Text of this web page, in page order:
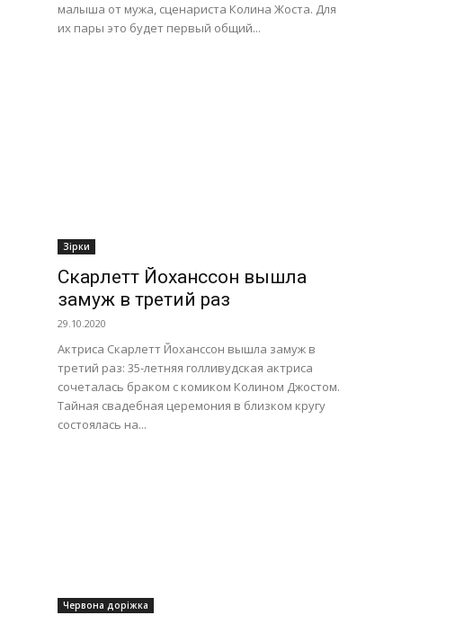
малыша от мужа, сценариста Колина Жоста. Для
их пары это будет первый общий...
Зірки
Скарлетт Йоханссон вышла
замуж в третий раз
29.10.2020
Актриса Скарлетт Йоханссон вышла замуж в
третий раз: 35-летняя голливудская актриса
сочеталась браком с комиком Колином Джостом.
Тайная свадебная церемония в близком кругу
состоялась на...
Червона доріжка